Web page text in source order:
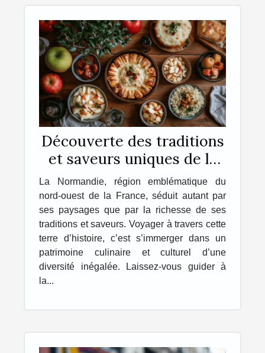
Découverte des traditions
et saveurs uniques de la
Normandie
La Normandie, région emblématique du
nord-ouest de la France, séduit autant par
ses paysages que par la richesse de ses
traditions et saveurs. Voyager à travers cette
terre d’histoire, c’est s’immerger dans un
patrimoine culinaire et culturel d’une
diversité inégalée. Laissez-vous guider à
la...